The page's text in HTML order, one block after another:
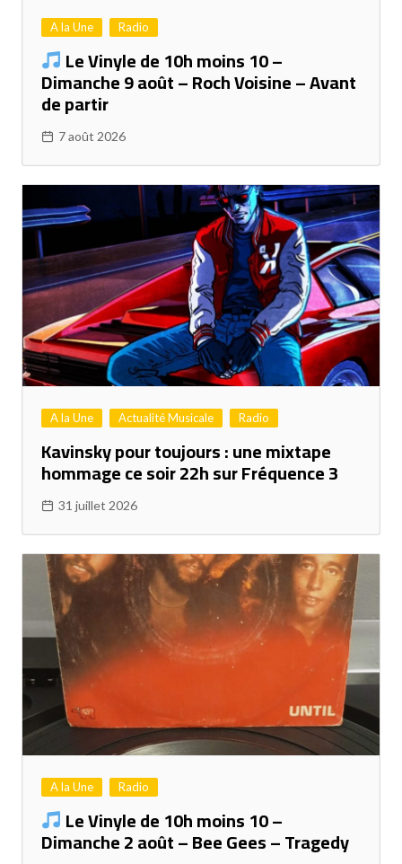
A la Une Radio
Le Vinyle de 10h moins 10 –
Dimanche 9 août – Roch Voisine – Avant
de partir
7 août 2026
A la Une Actualité Musicale Radio
Kavinsky pour toujours : une mixtape
hommage ce soir 22h sur Fréquence 3
31 juillet 2026
A la Une Radio
Le Vinyle de 10h moins 10 –
Dimanche 2 août – Bee Gees – Tragedy